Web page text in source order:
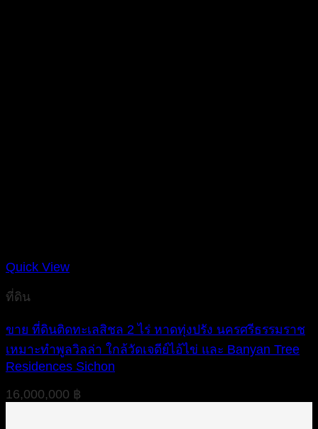
Quick View
ที่ดิน
ขาย ที่ดินติดทะเลสิชล 2 ไร่ หาดทุ่งปรัง นครศรีธรรมราช
เหมาะทำพูลวิลล่า ใกล้วัดเจดีย์ไอ้ไข่ และ Banyan Tree
Residences Sichon
16,000,000 ฿